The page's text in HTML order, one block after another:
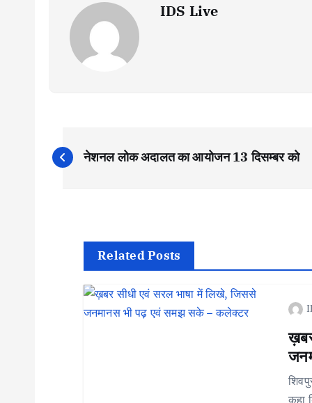
IDS Live
P
नेशनल लोक अदालत का आयोजन 13 दिसम्बर को
Related Posts
कहा